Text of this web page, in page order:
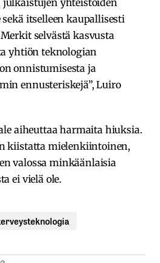
itselleen kaupallisesti
selvästä kasvusta
yhtiön teknologian
onnistumisesta ja
ennusteriskejä”, Luiro
aiheuttaa harmaita hiuksia.
kiistatta mielenkiintoinen,
valossa minkäänlaisia
ei vielä ole.